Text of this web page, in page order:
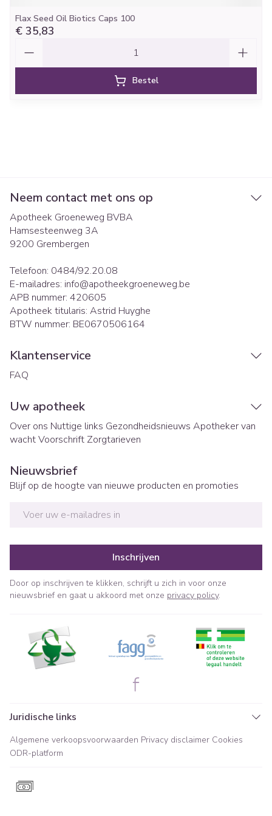
Flax Seed Oil Biotics Caps 100
€ 35,83
Bestel
Neem contact met ons op
Apotheek Groeneweg BVBA
Hamsesteenweg 3A
9200 Grembergen
Telefoon: 0484/92.20.08
E-mailadres: info@apotheekgroeneweg.be
APB nummer: 420605
Apotheek titularis: Astrid Huyghe
BTW nummer: BE0670506164
Klantenservice
FAQ
Uw apotheek
Over ons Nuttige links Gezondheidsnieuws Apotheker van
wachtVoorschrift Zorgtarieven
Nieuwsbrief
Blijf op de hoogte van nieuwe producten en promoties
Inschrijven
Door op inschrijven te klikken, schrijft u zich in voor onze
nieuwsbrief en gaat u akkoord met onze privacy policy.
Juridische links
Algemene verkoopsvoorwaarden Privacy disclaimer Cookies
ODR-platform